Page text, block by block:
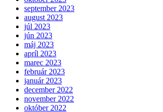
september 2023
august 2023
júl 2023
jún 2023
máj 2023
apríl 2023
marec 2023
február 2023
január 2023
december 2022
november 2022
október 2022